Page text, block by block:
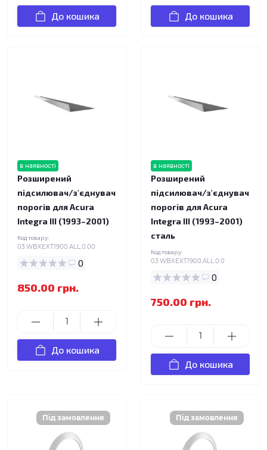
До кошика До кошика
в наявності
Розширений
підсилювач/з'єднувач
порогів для Acura
Integra III (1993–2001)
Код товару:
03.WBXEXT1900.ALL.0.00
0
850.00 грн.
До кошика
в наявності
Розширений
підсилювач/з'єднувач
порогів для Acura
Integra III (1993–2001)
сталь
Код товару:
03.WBXEXT1900.ALL.0.0
0
750.00 грн.
До кошика